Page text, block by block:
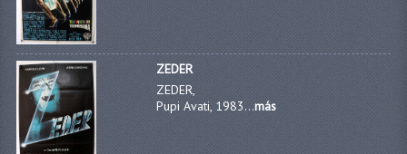
ZEDER
ZEDER,
Pupi Avati, 1983...más